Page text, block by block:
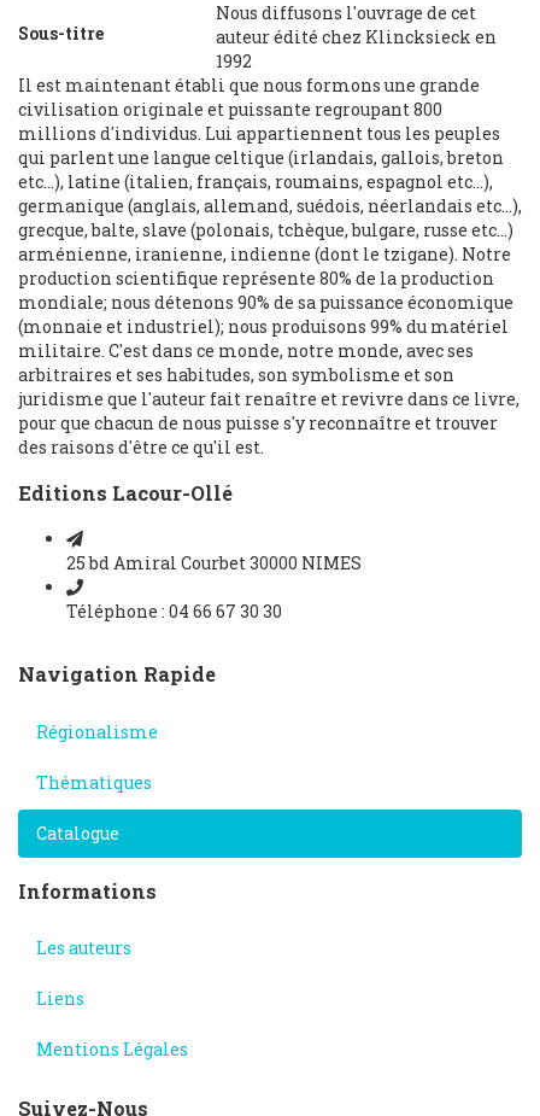
Sous-titre
Nous diffusons l'ouvrage de cet
auteur édité chez Klincksieck en
1992
Il est maintenant établi que nous formons une grande
civilisation originale et puissante regroupant 800
millions d'individus. Lui appartiennent tous les peuples
qui parlent une langue celtique (irlandais, gallois, breton
etc...), latine (italien, français, roumains, espagnol etc...),
germanique (anglais, allemand, suédois, néerlandais etc...),
grecque, balte, slave (polonais, tchèque, bulgare, russe etc...)
arménienne, iranienne, indienne (dont le tzigane). Notre
production scientifique représente 80% de la production
mondiale; nous détenons 90% de sa puissance économique
(monnaie et industriel); nous produisons 99% du matériel
militaire. C'est dans ce monde, notre monde, avec ses
arbitraires et ses habitudes, son symbolisme et son
juridisme que l'auteur fait renaître et revivre dans ce livre,
pour que chacun de nous puisse s'y reconnaître et trouver
des raisons d'être ce qu'il est.
Editions Lacour-Ollé
25 bd Amiral Courbet 30000 NIMES
Téléphone : 04 66 67 30 30
Navigation Rapide
Régionalisme
Thématiques
Catalogue
Informations
Les auteurs
Liens
Mentions Légales
Suivez-Nous